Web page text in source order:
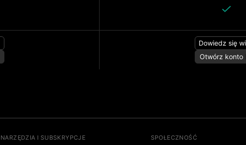
Otwórz konto
NARZĘDZIA I SUBSKRYPCJE SPOŁECZNOŚĆ